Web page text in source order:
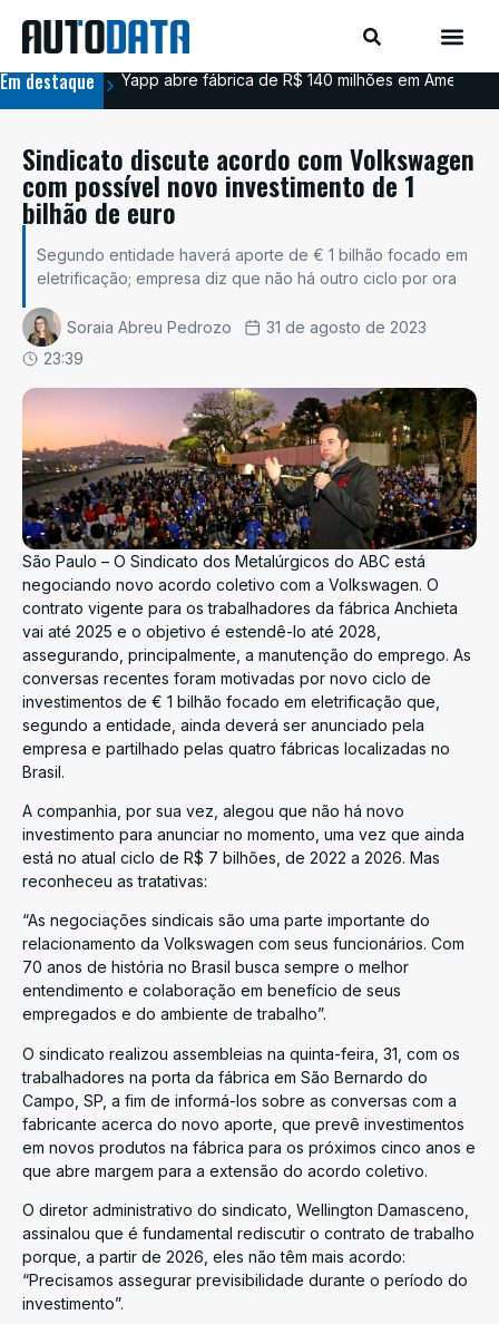
Em destaque Yapp abre fábrica de R$ 140 milhões em
Sindicato discute acordo com Volkswagen
com possível novo investimento de 1
bilhão de euro
Segundo entidade haverá aporte de € 1 bilhão focado em
eletrificação; empresa diz que não há outro ciclo por ora
Soraia Abreu Pedrozo
31 de agosto de 2023
23:39
São Paulo – O Sindicato dos Metalúrgicos do ABC está
negociando novo acordo coletivo com a Volkswagen. O
contrato vigente para os trabalhadores da fábrica Anchieta
vai até 2025 e o objetivo é estendê-lo até 2028,
assegurando, principalmente, a manutenção do emprego. As
conversas recentes foram motivadas por novo ciclo de
investimentos de € 1 bilhão focado em eletrificação que,
segundo a entidade, ainda deverá ser anunciado pela
empresa e partilhado pelas quatro fábricas localizadas no
Brasil.
A companhia, por sua vez, alegou que não há novo
investimento para anunciar no momento, uma vez que ainda
está no atual ciclo de R$ 7 bilhões, de 2022 a 2026. Mas
reconheceu as tratativas:
“As negociações sindicais são uma parte importante do
relacionamento da Volkswagen com seus funcionários. Com
70 anos de história no Brasil busca sempre o melhor
entendimento e colaboração em benefício de seus
empregados e do ambiente de trabalho”.
O sindicato realizou assembleias na quinta-feira, 31, com os
trabalhadores na porta da fábrica em São Bernardo do
Campo, SP, a fim de informá-los sobre as conversas com a
fabricante acerca do novo aporte, que prevê investimentos
em novos produtos na fábrica para os próximos cinco anos e
que abre margem para a extensão do acordo coletivo.
O diretor administrativo do sindicato, Wellington Damasceno,
assinalou que é fundamental rediscutir o contrato de trabalho
porque, a partir de 2026, eles não têm mais acordo:
“Precisamos assegurar previsibilidade durante o período do
investimento”.